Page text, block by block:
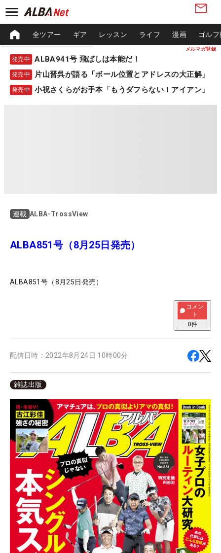
メルマガ登録
全ツアー ギア レッスン ライフ 漫画 ゴル
発売中 ALBA941号 飛ばしは本能だ！
発売中 片山晋呉が語る「ボール位置とアドレスの大正解」
発売中 小祝さくらがお手本「もうダフらない！アイアン」
連載 ALBA-TrossView
ALBA851号（8月25日発売）
ALBA851号（8月25日発売）
コメン
ト
0件
配信日時： 2022年8月24日 10時00分
雑誌出版